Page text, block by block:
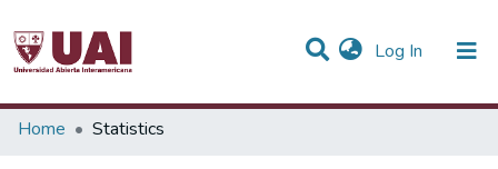
Log In (current)
Communities & Collections
Home Statistics